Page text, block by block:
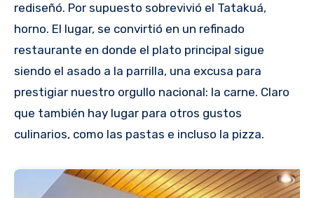
rediseñó. Por supuesto sobrevivió el Tatakuá,
horno. El lugar, se convirtió en un refinado
restaurante en donde el plato principal sigue
siendo el asado a la parrilla, una excusa para
prestigiar nuestro orgullo nacional: la carne. Claro
que también hay lugar para otros gustos
culinarios, como las pastas e incluso la pizza.